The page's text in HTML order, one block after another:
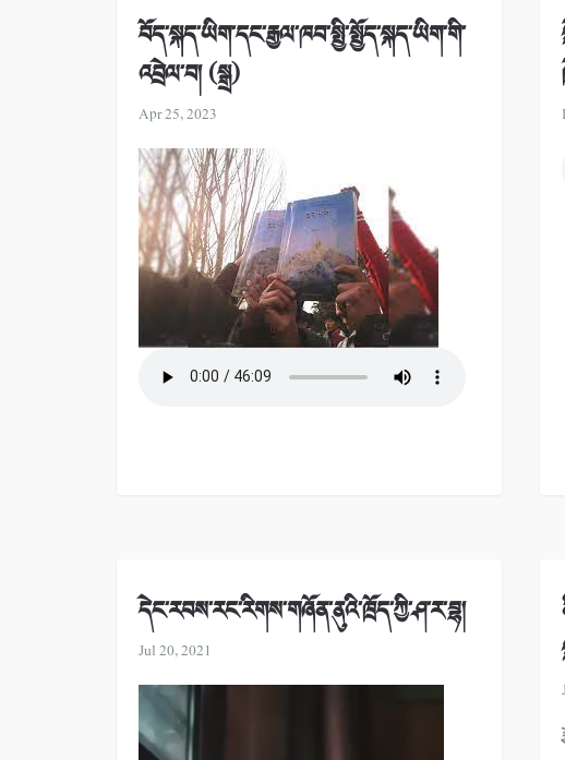
བོད་སྐད་ཡིག་དང་རྒྱལ་ཁབ་སྤྱི་སྤྱོད་སྐད་ཡིག་གི་
འབྲེལ་བ། (སྒྲ)
Apr 25, 2023
དེང་རབས་རང་རིགས་གཞོན་ནུའི་ཁྲོད་ཀྱི་ཤ་ར་བྷ།
Jul 20, 2021